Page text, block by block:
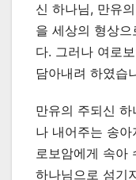
신 하나님, 만유
을 세상의 형상
다. 그러나 여로
담아내려 하였습
만유의 주되신
나 내어주는 송
로보암에게 속아
하나님으로 섬기